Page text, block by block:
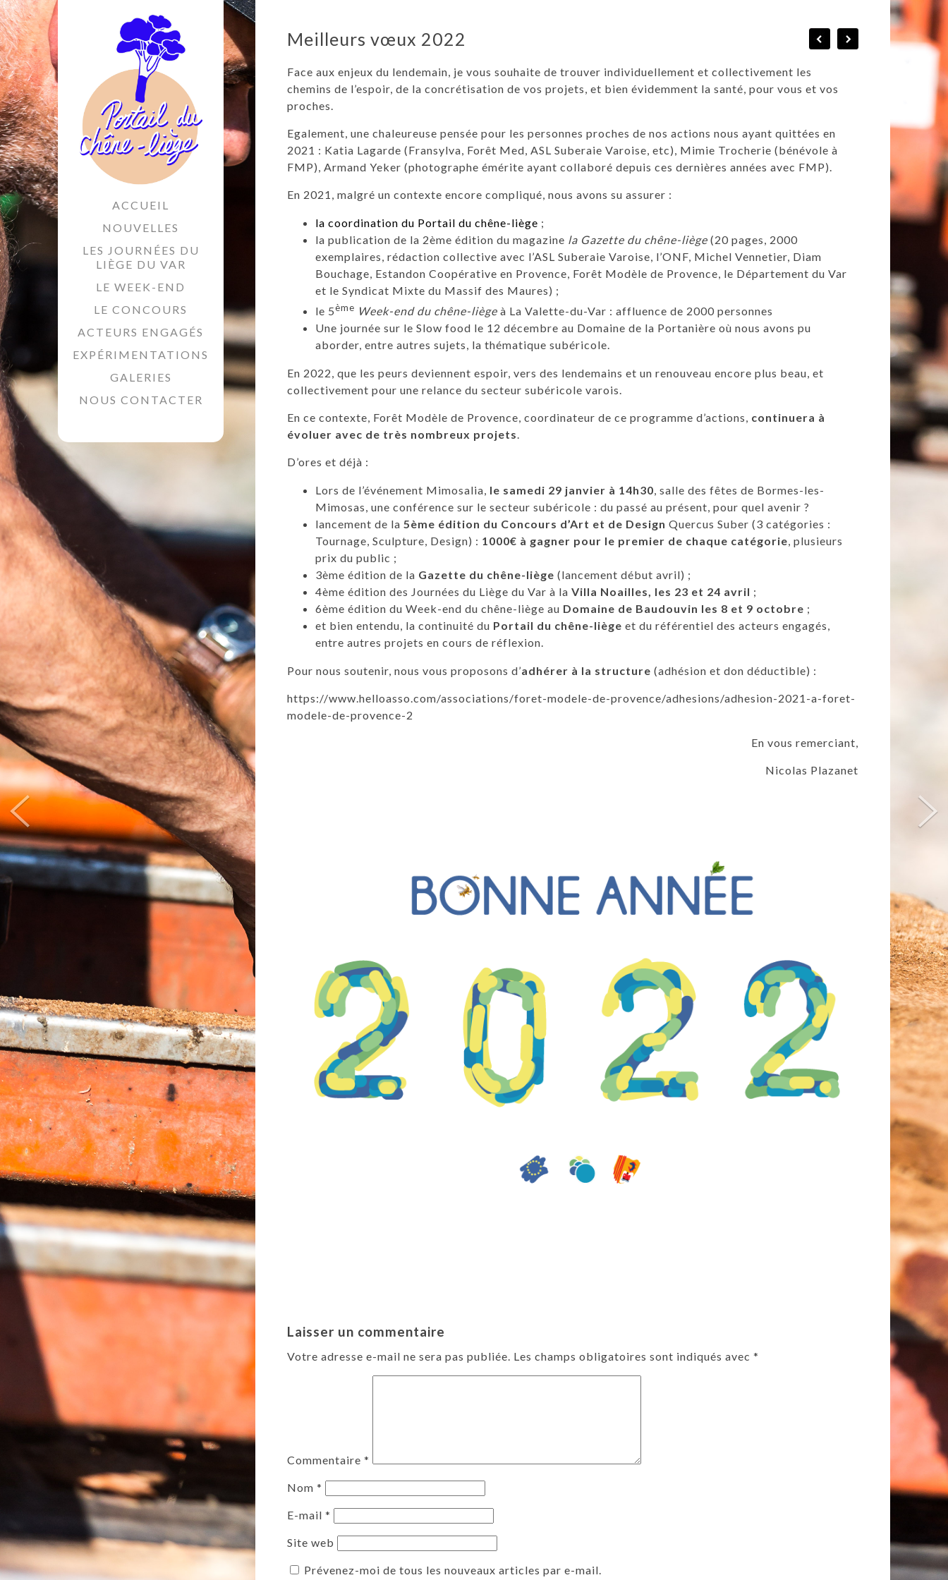
ACCUEIL
NOUVELLES
LES JOURNÉES DU
LIÈGE DU VAR
LE WEEK-END
LE CONCOURS
ACTEURS ENGAGÉS
EXPÉRIMENTATIONS
GALERIES
NOUS CONTACTER
Meilleurs vœux 2022
Face aux enjeux du lendemain, je vous souhaite de trouver individuellement et collectivement les
chemins de l’espoir, de la concrétisation de vos projets, et bien évidemment la santé, pour vous et vos
proches.
Egalement, une chaleureuse pensée pour les personnes proches de nos actions nous ayant quittées en
2021 : Katia Lagarde (Fransylva, Forêt Med, ASL Suberaie Varoise, etc), Mimie Trocherie (bénévole à
FMP), Armand Yeker (photographe émérite ayant collaboré depuis ces dernières années avec FMP).
En 2021, malgré un contexte encore compliqué, nous avons su assurer :
la coordination du Portail du chêne-liège ;
la publication de la 2ème édition du magazine la Gazette du chêne-liège (20 pages, 2000
exemplaires, rédaction collective avec l’ASL Suberaie Varoise, l’ONF, Michel Vennetier, Diam
Bouchage, Estandon Coopérative en Provence, Forêt Modèle de Provence, le Département du Var
et le Syndicat Mixte du Massif des Maures) ;
le 5ème Week-end du chêne-liège à La Valette-du-Var : affluence de 2000 personnes
Une journée sur le Slow food le 12 décembre au Domaine de la Portanière où nous avons pu
aborder, entre autres sujets, la thématique subéricole.
En 2022, que les peurs deviennent espoir, vers des lendemains et un renouveau encore plus beau, et
collectivement pour une relance du secteur subéricole varois.
En ce contexte, Forêt Modèle de Provence, coordinateur de ce programme d’actions, continuera à
évoluer avec de très nombreux projets.
D’ores et déjà :
Lors de l’événement Mimosalia, le samedi 29 janvier à 14h30, salle des fêtes de Bormes-les-
Mimosas, une conférence sur le secteur subéricole : du passé au présent, pour quel avenir ?
lancement de la 5ème édition du Concours d’Art et de Design Quercus Suber (3 catégories :
Tournage, Sculpture, Design) : 1000€ à gagner pour le premier de chaque catégorie, plusieurs
prix du public ;
3ème édition de la Gazette du chêne-liège (lancement début avril) ;
4ème édition des Journées du Liège du Var à la Villa Noailles, les 23 et 24 avril ;
6ème édition du Week-end du chêne-liège au Domaine de Baudouvin les 8 et 9 octobre ;
et bien entendu, la continuité du Portail du chêne-liège et du référentiel des acteurs engagés,
entre autres projets en cours de réflexion.
Pour nous soutenir, nous vous proposons d’adhérer à la structure (adhésion et don déductible) :
https://www.helloasso.com/associations/foret-modele-de-provence/adhesions/adhesion-2021-a-foret-
modele-de-provence-2
En vous remerciant,
Nicolas Plazanet
Laisser un commentaire
Votre adresse e-mail ne sera pas publiée. Les champs obligatoires sont indiqués avec *
Commentaire *
Nom *
E-mail *
Site web
Prévenez-moi de tous les nouveaux articles par e-mail.